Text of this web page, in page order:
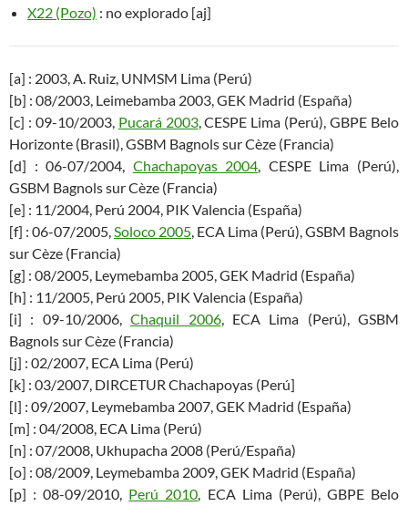
X22 (Pozo) : no explorado [aj]
[a] : 2003, A. Ruiz, UNMSM Lima (Perú)
[b] : 08/2003, Leimebamba 2003, GEK Madrid (España)
[c] : 09-10/2003, Pucará 2003, CESPE Lima (Perú), GBPE Belo
Horizonte (Brasil), GSBM Bagnols sur Cèze (Francia)
[d] : 06-07/2004, Chachapoyas 2004, CESPE Lima (Perú),
GSBM Bagnols sur Cèze (Francia)
[e] : 11/2004, Perú 2004, PIK Valencia (España)
[f] : 06-07/2005,Soloco 2005, ECA Lima (Perú), GSBM Bagnols
sur Cèze (Francia)
[g] : 08/2005, Leymebamba 2005, GEK Madrid (España)
[h] : 11/2005, Perú 2005, PIK Valencia (España)
[i] : 09-10/2006,Chaquil 2006, ECA Lima (Perú), GSBM
Bagnols sur Cèze (Francia)
[j] : 02/2007, ECA Lima (Perú)
[k] : 03/2007, DIRCETUR Chachapoyas (Perú]
[l] : 09/2007, Leymebamba 2007, GEK Madrid (España)
[m] : 04/2008, ECA Lima (Perú)
[n] : 07/2008, Ukhupacha 2008 (Perú/España)
[o] : 08/2009, Leymebamba 2009, GEK Madrid (España)
[p] : 08-09/2010, Perú 2010, ECA Lima (Perú), GBPE Belo